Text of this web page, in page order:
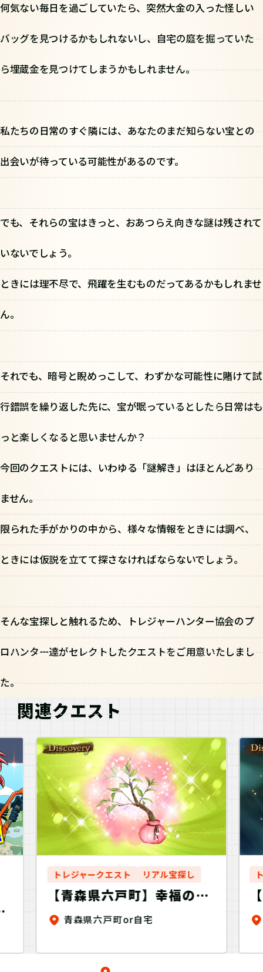
何気ない毎日を過ごしていたら、突然大金の入った怪しい
バッグを見つけるかもしれないし、自宅の庭を掘っていた
ら埋蔵金を見つけてしまうかもしれません。
私たちの日常のすぐ隣には、あなたのまだ知らない宝との
出会いが待っている可能性があるのです。
でも、それらの宝はきっと、おあつらえ向きな謎は残されて
いないでしょう。
ときには理不尽で、飛躍を生むものだってあるかもしれませ
ん。
それでも、暗号と睨めっこして、わずかな可能性に賭けて試
行錯誤を繰り返した先に、宝が眠っているとしたら日常はも
っと楽しくなると思いませんか？
今回のクエストには、いわゆる「謎解き」はほとんどあり
ません。
限られた手がかりの中から、様々な情報をときには調べ、
ときには仮説を立てて探さなければならないでしょう。
そんな宝探しと触れるため、トレジャーハンター協会のプ
ロハンター達がセレクトしたクエストをご用意いたしまし
た。
関連クエスト
トレジャークエスト リアル宝探し
【青森県六戸町】幸福の苗
を探せ！Discovery
青森県六戸町or自宅